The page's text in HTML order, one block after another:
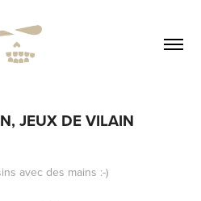
JEUX DE VILAIN
avec des mains :-)